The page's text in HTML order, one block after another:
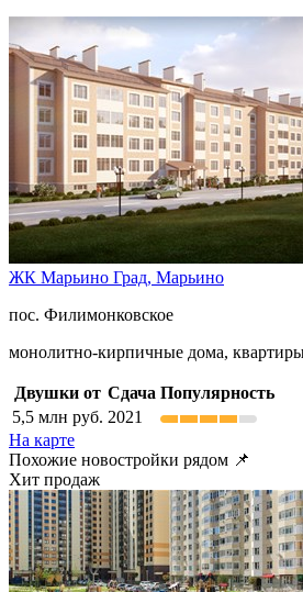
ЖК Марьино Град, Марьино
пос. Филимонковское
монолитно-кирпичные дома, квартиры
Двушки от Сдача Популярность
5,5 млн руб. 2021
На карте
Похожие новостройки рядом 📌
Хит продаж